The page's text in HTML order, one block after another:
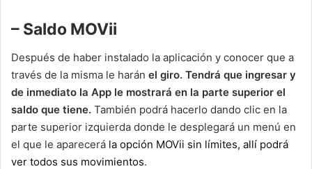
– Saldo MOVii
Después de haber instalado la aplicación y conocer que a
través de la misma le harán el giro. Tendrá que ingresar y
de inmediato la App le mostrará en la parte superior el
saldo que tiene. También podrá hacerlo dando clic en la
parte superior izquierda donde le desplegará un menú en
el que le aparecerá la opción MOVii sin límites, allí podrá
ver todos sus movimientos.